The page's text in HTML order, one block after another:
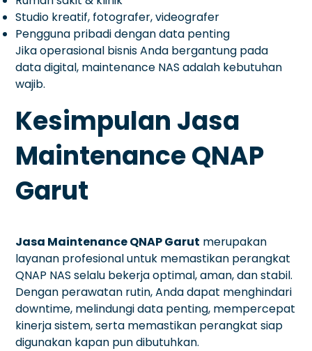
Studio kreatif, fotografer, videografer
Pengguna pribadi dengan data penting
Jika operasional bisnis Anda bergantung pada
data digital, maintenance NAS adalah kebutuhan
wajib.
Kesimpulan Jasa
Maintenance QNAP
Garut
Jasa Maintenance QNAP Garut merupakan
layanan profesional untuk memastikan perangkat
QNAP NAS selalu bekerja optimal, aman, dan stabil.
Dengan perawatan rutin, Anda dapat menghindari
downtime, melindungi data penting, mempercepat
kinerja sistem, serta memastikan perangkat siap
digunakan kapan pun dibutuhkan.